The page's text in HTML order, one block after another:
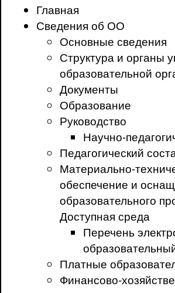
Главная
Сведения об ОО
Основные сведения
Структура и органы
образовательной
Документы
Образование
Руководство
Научно-
Педагогический
Материально-
обеспечение и
образовательного
Доступная среда
Перечень
Платные
Финансово-